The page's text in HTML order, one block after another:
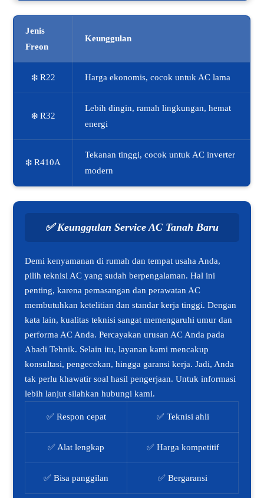
Jenis
Freon
Keunggulan
❄️ R22 Harga ekonomis, cocok untuk AC lama
❄️ R32
Lebih dingin, ramah lingkungan, hemat
energi
❄️ R410A
Tekanan tinggi, cocok untuk AC inverter
modern
✅Keunggulan Service AC Tanah Baru
Demi kenyamanan di rumah dan tempat usaha Anda,
pilih teknisi AC yang sudah berpengalaman. Hal ini
penting, karena pemasangan dan perawatan AC
membutuhkan ketelitian dan standar kerja tinggi. Dengan
kata lain, kualitas teknisi sangat memengaruhi umur dan
performa AC Anda. Percayakan urusan AC Anda pada
Abadi Tehnik. Selain itu, layanan kami mencakup
konsultasi, pengecekan, hingga garansi kerja. Jadi, Anda
tak perlu khawatir soal hasil pengerjaan. Untuk informasi
lebih lanjut silahkan hubungi kami.
✅ Respon cepat ✅ Teknisi ahli
✅ Alat lengkap ✅ Harga kompetitif
✅ Bisa panggilan ✅ Bergaransi